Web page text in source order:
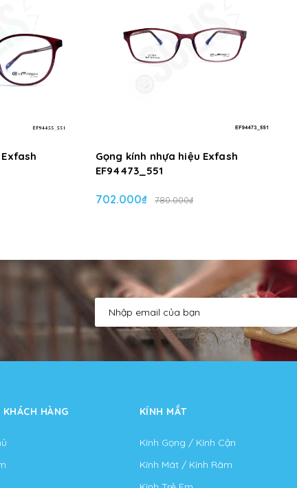
Gọng kính nhựa hiệu Exfash
EF94473_551
702.000₫ 780.000₫
HÀNG KÍNH MẮT
Kính Gọng / Kính Cận
Kính Mát / Kính Râm